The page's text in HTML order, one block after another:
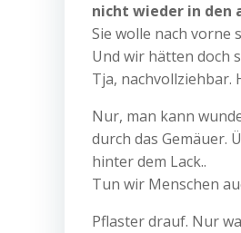
nicht wieder in den
Sie wolle nach vorne
Und wir hätten doch
Tja, nachvollziehbar.
Nur, man kann
durch das Gemäuer.
hinter dem Lack..
Tun wir Menschen
Pflaster drauf. Nur